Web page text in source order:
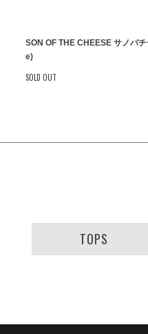
SON OF THE CHEESE サノバ
e)
SOLD OUT
TOPS